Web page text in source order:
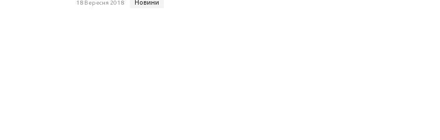
18 Вересня 2018 Новини